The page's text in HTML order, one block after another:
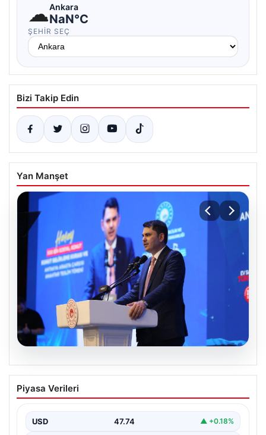
☁Ankara
NaN°C
ŞEHIR SEÇ
Bizi Takip Edin
Yan Manşet
Bakan Kurum: Devlet yönetimi ciddi bir
sorumluluktur
Kurum, Hatay'da düzenlenen sosyal konut projesi ve…
Piyasa Verileri
USD 47.74 ▲ +0.18%